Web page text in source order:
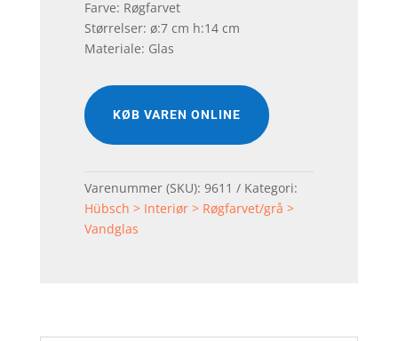
var:
kr. 48,00.
Farve: Røgfarvet
Størrelser: ø:7 cm h:14 cm
Materiale: Glas
KØB VAREN ONLINE
Varenummer (SKU): 9611
Kategori:
Hübsch > Interiør > Røgfarvet/grå >
Vandglas